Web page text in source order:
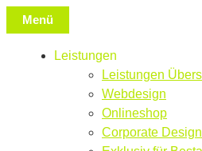
Menü
Leistungen
Leistungen
Webdesign
Onlineshop
Corporate Design